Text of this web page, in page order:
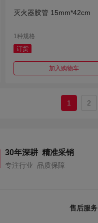
灭火器胶管 15mm*42cm
1种规格
订货
加入购物车
1 2
30年深耕 精准采销
专注行业 品质保障
售后服务